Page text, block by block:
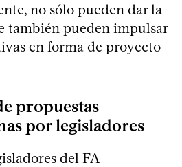
no sólo pueden dar la
también pueden impulsar
en forma de proyecto
propuestas
por legisladores
del FA